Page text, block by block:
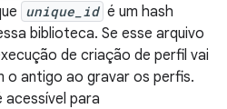
unique_id é um hash
biblioteca. Se esse arquivo
de criação de perfil vai
o antigo ao gravar os perfis.
acessível para